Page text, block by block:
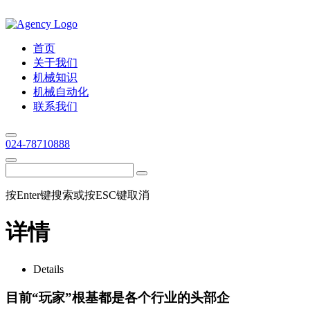
首页
关于我们
机械知识
机械自动化
联系我们
024-78710888
按Enter键搜索或按ESC键取消
详情
Details
目前“玩家”根基都是各个行业的头部企